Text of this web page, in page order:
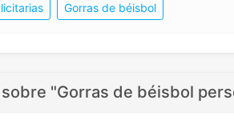
Gorras de béisbol
sobre "Gorras de béisbol